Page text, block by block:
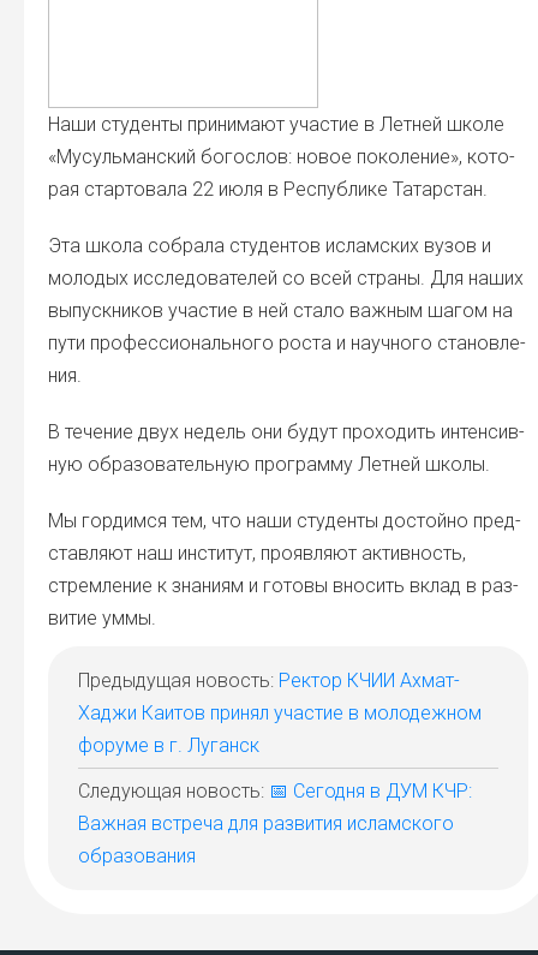
Наши сту­ден­ты при­ни­ма­ют уча­стие в Лет­ней шко­ле
«Мусуль­ман­ский бого­слов: новое поко­ле­ние», кото­
рая стар­то­ва­ла 22 июля в Рес­пуб­ли­ке Татар­стан.
Эта шко­ла собра­ла сту­ден­тов ислам­ских вузов и
моло­дых иссле­до­ва­те­лей со всей стра­ны. Для наших
выпуск­ни­ков уча­стие в ней ста­ло важ­ным шагом на
пути про­фес­си­о­наль­но­го роста и науч­но­го ста­нов­ле­
ния.
В тече­ние двух недель они будут про­хо­дить интен­сив­
ную обра­зо­ва­тель­ную про­грам­му Лет­ней шко­лы.
Мы гор­дим­ся тем, что наши сту­ден­ты достой­но пред­
став­ля­ют наш инсти­тут, про­яв­ля­ют актив­ность,
стрем­ле­ние к зна­ни­ям и гото­вы вно­сить вклад в раз­
ви­тие уммы.
Предыдущая новость: Ректор КЧИИ Ахмат-
Хаджи Каитов принял участие в молодежном
форуме в г. Луганск
Следующая новость: 📅 Сегодня в ДУМ КЧР:
Важная встреча для развития исламского
образования